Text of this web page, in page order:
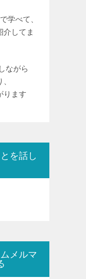
学べて、
介してま
ながら
ります
を話し
メルマ